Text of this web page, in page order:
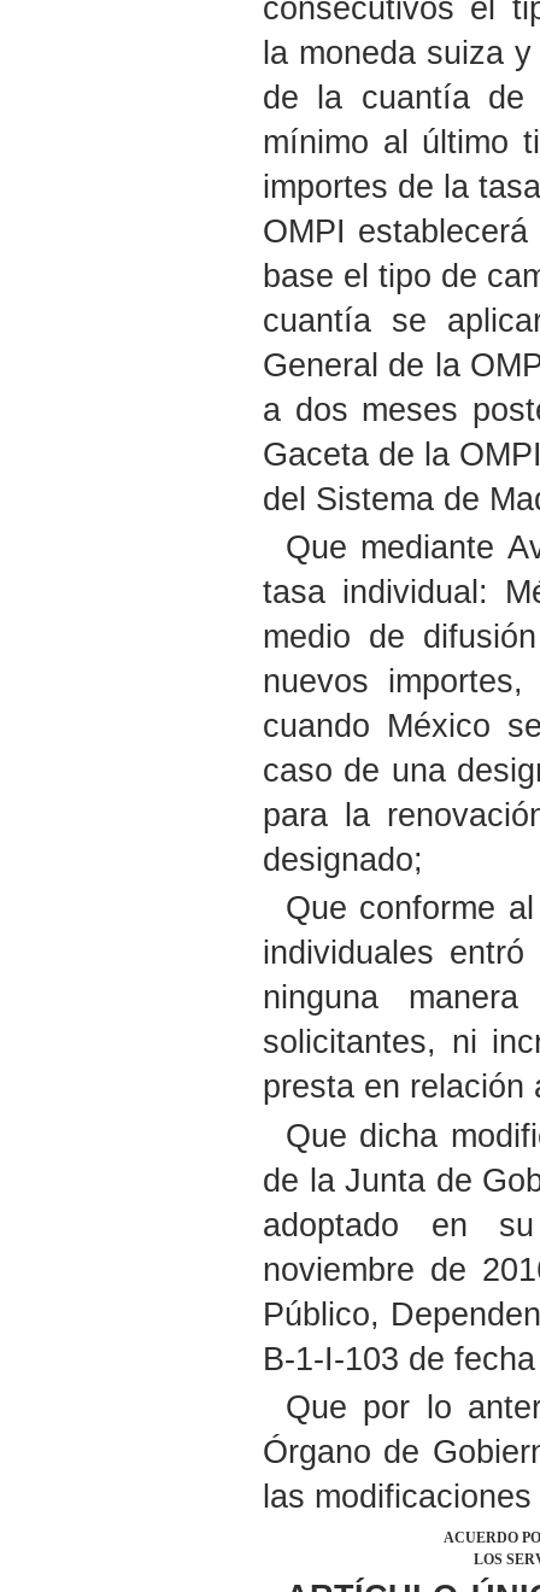
consecutivos el
la moneda suiza
de la cuantía de
mínimo al último
importes de la
OMPI
base el tipo de
cuantía se
General de la
a dos meses
Gaceta de la
del Sistema de
Que mediante
tasa individual:
medio de
nuevos
cuando México
caso de una
para la
designado;
Que conforme
individuales
ninguna
solicitantes, ni
presta en relación
Que dicha
de la Junta de
adoptado en
noviembre de
Público,
B-1-I-103 de
Que por lo
Órgano de
las
ACUERDO
LOS